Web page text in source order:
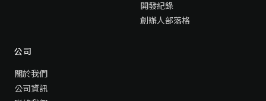
開發紀錄
創辦人部落格
公司
關於我們
公司資訊